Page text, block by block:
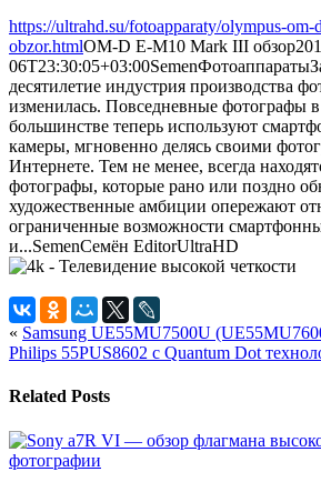
https://ultrahd.su/fotoapparaty/olympus-
obzor.htmlOM-D E-M10 Mark III обзор
06T23:30:05+03:00SemenФотоаппараты
десятилетие индустрия производства
изменилась. Повседневные фотографы
большинстве теперь используют
камеры, мгновенно делясь своими
Интернете. Тем не менее, всегда
фотографы, которые рано или поздно
художественные амбиции опережают
ограниченные возможности
и...SemenСемён EditorUltraHD
« Samsung UE55MU7500U
Philips 55PUS8602 с Quantum Dot
Related Posts